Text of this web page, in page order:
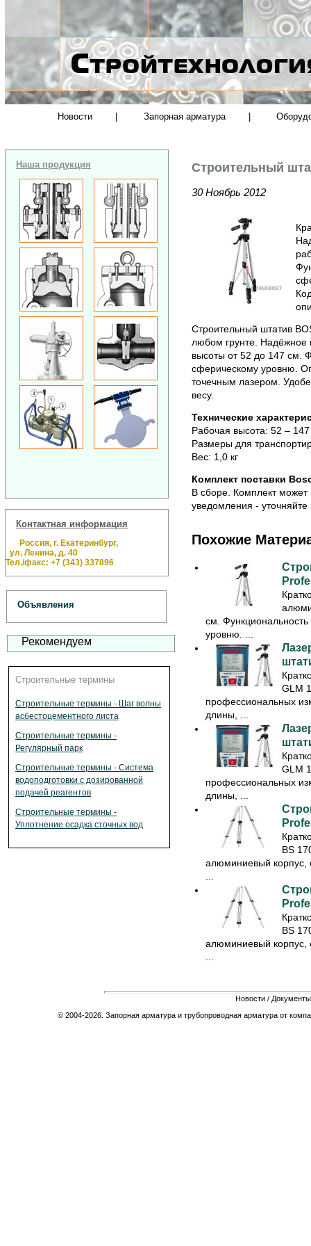
Новости Запорная арматура
Наша продукция
Контактная информация
Россия, г. Екатеринбург,
ул. Ленина, д. 40
Тел./факс: +7 (343) 337896
Объявления
Рекомендуем
Строительные термины
Строительные термины - Шаг волны
асбестоцементного листа
Строительные термины -
Регулярный парк
Строительные термины - Система
водоподготовки с дозированной
подачей реагентов
Строительные термины -
Уплотнение осадка сточных вод
Строительный
30 Ноябрь 2012
Строительный штатив
любом грунте.
высоты от 52 до 147 см.
сферическому уровню.
точечным лазером.
весу.
Технические
Рабочая высота: 52 –
Размеры для
Вес: 1,0 кг
Комплект поставки
В сборе. Комплект может
уведомления -
Похожие
см.
уровню. ...
GLM
профессиональных
длины, ...
GLM
профессиональных
длины, ...
BS
алюминиевый корпус,
BS
алюминиевый корпус,
Новости / Документы
© 2004-2026. Запорная арматура и трубопроводная арматура от